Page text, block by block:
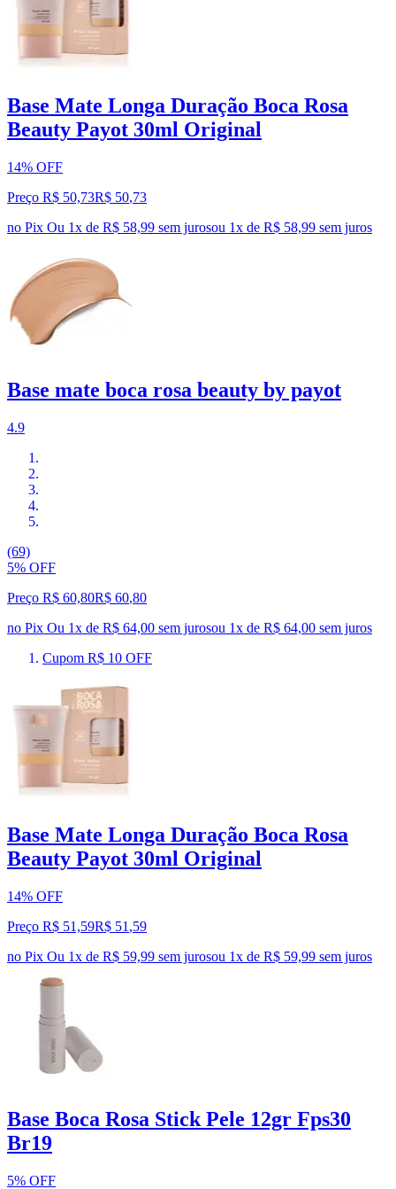
Base Mate Longa Duração Boca Rosa
Beauty Payot 30ml Original
14% OFF
Preço R$ 50,73R$ 50,73
no Pix Ou 1x de R$ 58,99 sem jurosou 1x de R$ 58,99 sem juros
Base mate boca rosa beauty by payot
4.9
(69)
5% OFF
Preço R$ 60,80R$ 60,80
no Pix Ou 1x de R$ 64,00 sem jurosou 1x de R$ 64,00 sem juros
Cupom R$ 10 OFF
Base Mate Longa Duração Boca Rosa
Beauty Payot 30ml Original
14% OFF
Preço R$ 51,59R$ 51 ,59
no Pix Ou 1x de R$ 59,99 sem jurosou 1x de R$ 59,99 sem juros
Base Boca Rosa Stick Pele 12gr Fps30
Br19
5% OFF